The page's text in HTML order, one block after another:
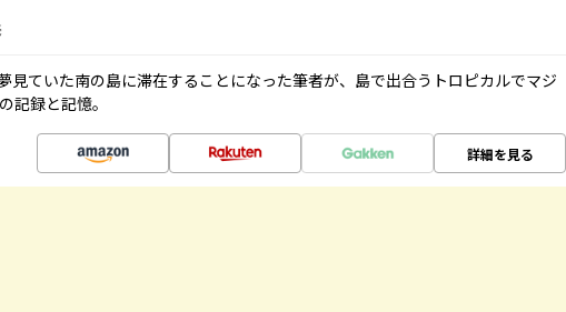
見ていた南の島に滞在することになった筆者が、島で出合うトロピカルでマジ
記録と記憶。
詳細を見る